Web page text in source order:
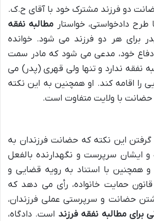
دو فرزند مشترک خود با آقای ح.ک.
طرح دادخواستی، خواستار مطالبه نفقه
برای هر دو فرزند می شود. خوانده
خود، مدعی می شود که مادر سمت
نفقه ندارد و تنها ولی قهری (پدر) می
را اقامه کند. او همچنین به این نکته
حضانت با ولایت متفاوت است.
گرفتن این نکته که حضانت فرزندان به
و ایشان سرپرست و نگهدارنده بالفعل
همچنین با استناد به رویه قضایی و
حمایت خانواده، رأی می دهد که
حضانت و سرپرستی عملی فرزندان،
برای مطالبه نفقه فرزند است. دادگاه،